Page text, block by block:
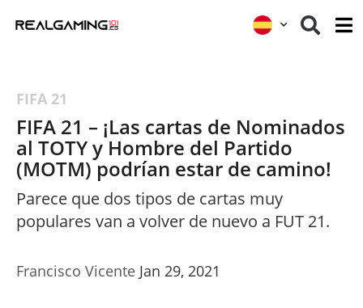
FIFA 21
FIFA 21 – ¡Las cartas de Nominados
al TOTY y Hombre del Partido
(MOTM) podrían estar de camino!
Parece que dos tipos de cartas muy
populares van a volver de nuevo a FUT 21.
Francisco Vicente Jan 29, 2021